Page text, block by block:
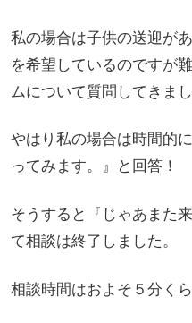
私の場合は子供の送迎が
を希望しているのですが
ムについて質問してきまし
やはり私の場合は時間的
ってみます。』と回答！
そうすると『じゃあまた
て相談は終了しました。
相談時間はおよそ５分く